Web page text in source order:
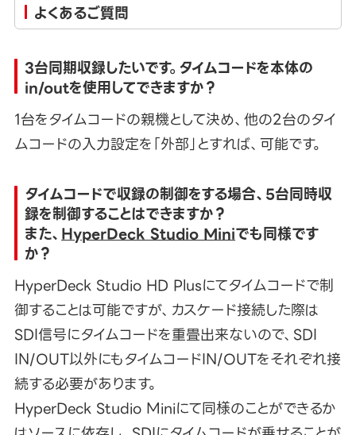
よくあるご質問
3台同期収録したいです。タイムコードを本体の
in/outを使用してできますか？
1台をタイムコードの親機として決め、他の2台のタイ
ムコードの入力設定を「外部」とすれば、可能です。
タイムコードで収録の制御をする場合、5台同時収
録を制御することはできますか？
また、HyperDeck Studio Miniでも同様です
か？
HyperDeck Studio HD Plusにてタイムコードで制
御することは可能ですが、カスケード接続した際は
SDI信号にタイムコードを重畳出来ないので、SDI
IN/OUT以外にもタイムコードIN/OUTをそれぞれ接
続する必要があります。
HyperDeck Studio Miniにて同様のことができるか